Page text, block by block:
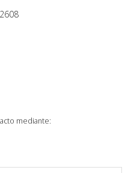
mediante: